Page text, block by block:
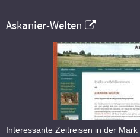
Askanier-Welten
Interessante Zeitreisen in der